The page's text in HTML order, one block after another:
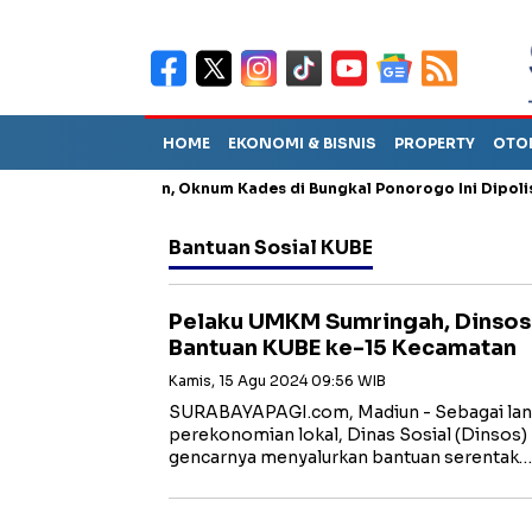
HOME EKONOMI & BISNIS PROPERTY
Penganiayaan, Oknum Kades di Bungkal Ponorogo Ini Dipolisikan
Bantuan Sosial KUBE
Pelaku UMKM Sumringah,
Bantuan KUBE ke-15 Kecamatan
Kamis, 15 Agu 2024 09:56 WIB
SURABAYAPAGI.com, Madiun - Sebagai
perekonomian lokal, Dinas Sosial
gencarnya menyalurkan bantuan serentak…